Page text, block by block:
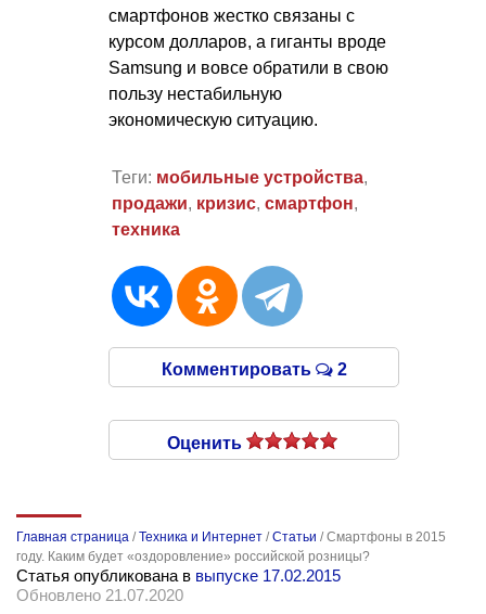
смартфонов жестко связаны с
курсом долларов, а гиганты вроде
Samsung и вовсе обратили в свою
пользу нестабильную
экономическую ситуацию.
Теги: мобильные устройства,
продажи, кризис, смартфон,
техника
Комментировать 2
Оценить
Главная страница /Техника и Интернет /Статьи /Смартфоны в 2015
году. Каким будет «оздоровление» российской розницы?
Статья опубликована в выпуске 17.02.2015
Обновлено 21.07.2020